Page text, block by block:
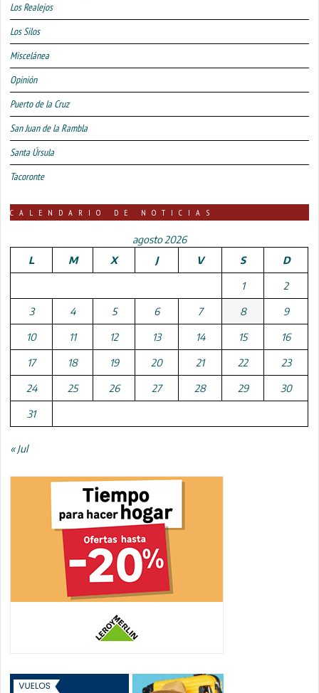
Los Realejos
Los Silos
Miscelánea
Opinión
Puerto de la Cruz
San Juan de la Rambla
Santa Úrsula
Tacoronte
CALENDARIO DE NOTICIAS
agosto 2026
L
M X J V S D
1 2
3 4 5 6 7 8 9
10 11 12 13 14 15 16
17 18 19 20 21 22 23
24 25 26 27 28 29 30
31
« Jul